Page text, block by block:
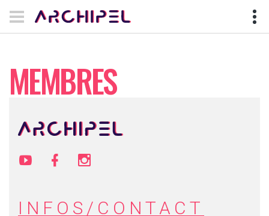
MEMBRES
INFOS/CONTACT